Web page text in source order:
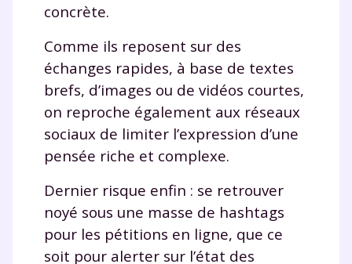
concrète.
Comme ils reposent sur des
échanges rapides, à base de textes
brefs, d’images ou de vidéos courtes,
on reproche également aux réseaux
sociaux de limiter l’expression d’une
pensée riche et complexe.
Dernier risque enfin : se retrouver
noyé sous une masse de hashtags
pour les pétitions en ligne, que ce
soit pour alerter sur l’état des
Des profs expérimentés disponibles
vidéo
TESTER GRATUITEMENT
renseignant votre e-mail, vous consentez à ce que vos
données à caractère personnel soient traitées par SEJER, sous
la marque myMaxicours, afin que SEJER puisse vous donner
accès au service de soutien scolaire pendant 24h. Pour en
savoir plus sur la gestion de vos données personnelles et
pour exercer vos droits, vous pouvez consulternotre